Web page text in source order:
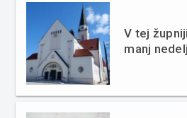
V tej
manj